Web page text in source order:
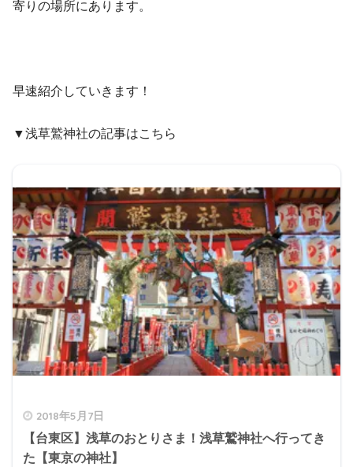
寄りの場所にあります。
早速紹介していきます！
▼浅草鷲神社の記事はこちら
2018年5月7日
【台東区】浅草のおとりさま！浅草鷲神社へ行ってき
た【東京の神社】